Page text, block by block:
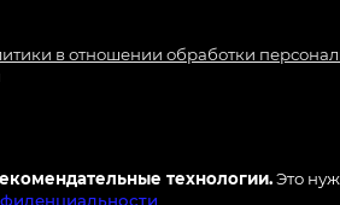
технологии.Это
в отношении обработки